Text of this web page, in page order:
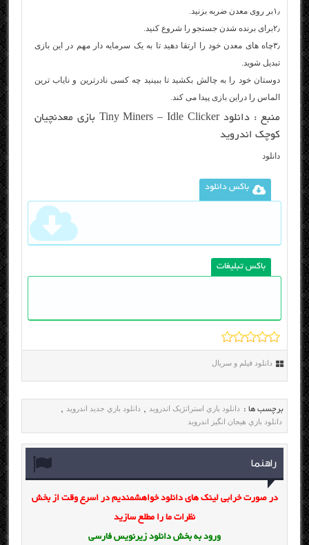
۱٫بر روی معدن ضربه بزنید.
۲٫برای برنده شدن جستجو را شروع کنید.
۳٫چاه های معدن خود را ارتقا دهید تا به یک سرمایه دار مهم در این بازی
تبدیل شوید.
دوستان خود را به چالش بکشید تا ببینید چه کسی نادرترین و نایاب ترین
الماس را دراین بازی پیدا می کند.
منبع :
دانلود Tiny Miners – Idle Clicker بازی معدنچیان
کوچک اندروید
دانلود
باکس دانلود
باکس تبلیغات
دانلود فیلم و سریال
برچسب ها : دانلود بازي استراتژيک اندرويد , دانلود بازي جديد اندرويد ,
دانلود بازي هيجان انگيز اندرويد
راهنما
در صورت خرابی لینک های دانلود خواهشمندیم در اسرع وقت از بخش
نظرات ما را مطلع سازید
ورود به بخش دانلود زیرنویس فارسی